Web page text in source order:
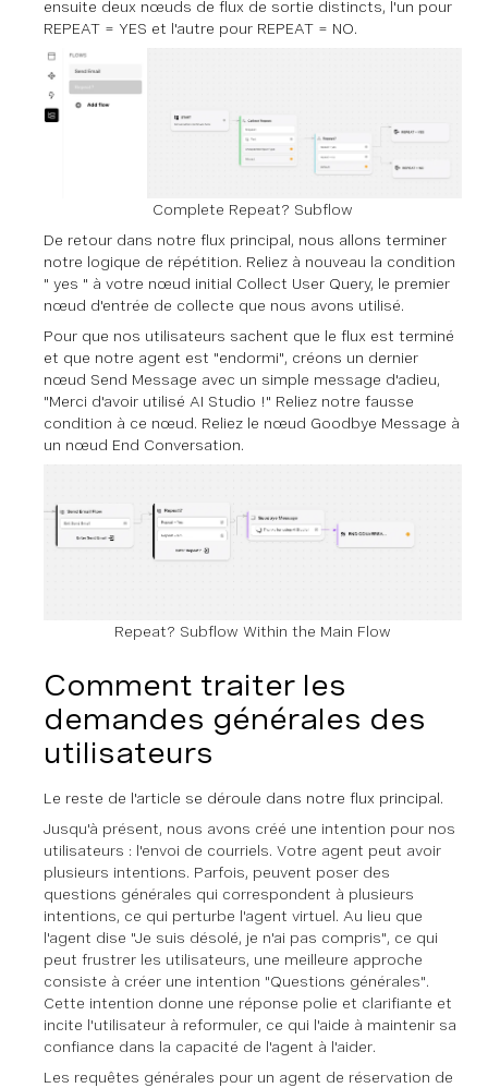
ensuite deux nœuds de flux de sortie distincts, l'un pour
REPEAT = YES et l'autre pour REPEAT = NO.
Complete Repeat? Subflow
De retour dans notre flux principal, nous allons terminer
notre logique de répétition. Reliez à nouveau la condition
" yes " à votre nœud initial Collect User Query, le premier
nœud d'entrée de collecte que nous avons utilisé.
Pour que nos utilisateurs sachent que le flux est terminé
et que notre agent est "endormi", créons un dernier
nœud Send Message avec un simple message d'adieu,
"Merci d'avoir utilisé AI Studio !" Reliez notre fausse
condition à ce nœud. Reliez le nœud Goodbye Message à
un nœud End Conversation.
Repeat? Subflow Within the Main Flow
Comment traiter les
demandes générales des
utilisateurs
Le reste de l'article se déroule dans notre flux principal.
Jusqu'à présent, nous avons créé une intention pour nos
utilisateurs : l'envoi de courriels. Votre agent peut avoir
plusieurs intentions. Parfois, peuvent poser des
questions générales qui correspondent à plusieurs
intentions, ce qui perturbe l'agent virtuel. Au lieu que
l'agent dise "Je suis désolé, je n'ai pas compris", ce qui
peut frustrer les utilisateurs, une meilleure approche
consiste à créer une intention "Questions générales".
Cette intention donne une réponse polie et clarifiante et
incite l'utilisateur à reformuler, ce qui l'aide à maintenir sa
confiance dans la capacité de l'agent à l'aider.
Les requêtes générales pour un agent de réservation de